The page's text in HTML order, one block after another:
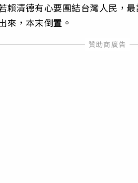
賴清德有心要團結台灣人民，
來，本末倒置。